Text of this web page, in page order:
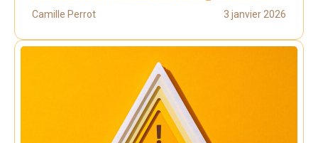
Camille Perrot 3 janvier 2026